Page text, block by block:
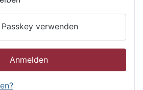
Passkey verwenden
Anmelden